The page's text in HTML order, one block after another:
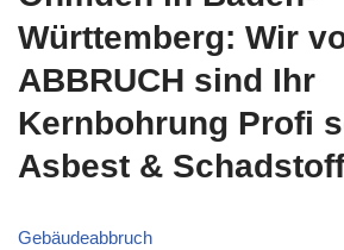
Württemberg: Wir
ABBRUCH sind Ihr
Kernbohrung Profi
Asbest &
Gebäudeabbruch